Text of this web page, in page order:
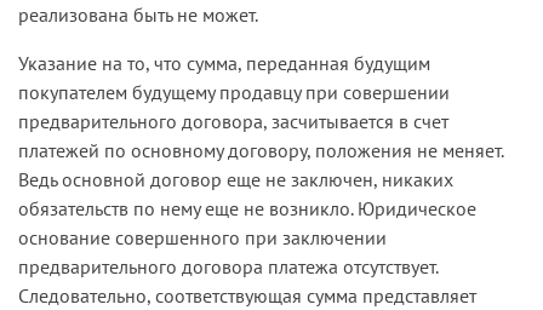
реализована быть не может.
Указание на то, что сумма, переданная будущим
покупателем будущему продавцу при совершении
предварительного договора, засчитывается в счет
платежей по основному договору, положения не меняет.
Ведь основной договор еще не заключен, никаких
обязательств по нему еще не возникло. Юридическое
основание совершенного при заключении
предварительного договора платежа отсутствует.
Следовательно, соответствующая сумма представляет